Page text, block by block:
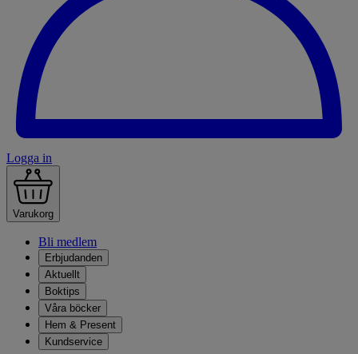
Logga in
Varukorg
Bli medlem
Erbjudanden
Aktuellt
Boktips
Våra böcker
Hem & Present
Kundservice